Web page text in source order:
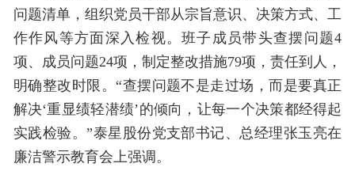
问题清单，组织党员干部从宗旨意识、决策方式、工
作作风等方面深入检视。班子成员带头查摆问题4
项、成员问题24项，制定整改措施79项，责任到人，
明确整改时限。“查摆问题不是走过场，而是要真正
解决‘重显绩轻潜绩’的倾向，让每一个决策都经得起
实践检验。”泰星股份党支部书记、总经理张玉亮在
廉洁警示教育会上强调。